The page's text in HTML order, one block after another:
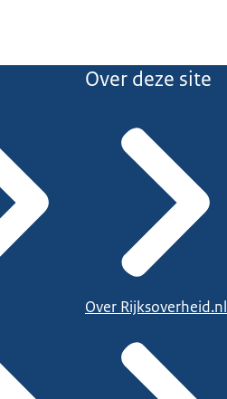
Over deze site
Over Rijksoverheid.nl